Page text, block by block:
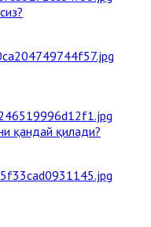
қандай қилади?